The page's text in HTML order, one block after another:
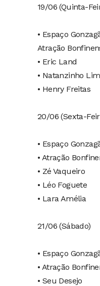
19/06 (Quinta-
• Espaço
Atração
• Eric Land
• Natanzinho
• Henry Freitas
20/06 (Sexta-
• Espaço
• Atração
• Zé Vaqueiro
• Léo Foguete
• Lara Amélia
21/06 (Sábado)
• Espaço
• Atração
• Seu Desejo